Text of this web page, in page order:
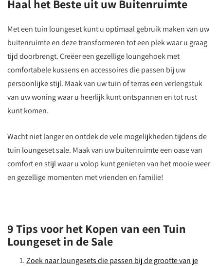
Haal het Beste uit uw Buitenruimte
Met een tuin loungeset kunt u optimaal gebruik maken van uw
buitenruimte en deze transformeren tot een plek waar u graag
tijd doorbrengt. Creëer een gezellige loungehoek met
comfortabele kussens en accessoires die passen bij uw
persoonlijke stijl. Maak van uw tuin of terras een verlengstuk
van uw woning waar u heerlijk kunt ontspannen en tot rust
kunt komen.
Wacht niet langer en ontdek de vele mogelijkheden tijdens de
tuin loungeset sale. Maak van uw buitenruimte een oase van
comfort en stijl waar u volop kunt genieten van het mooie weer
en gezellige momenten met vrienden en familie!
9 Tips voor het Kopen van een Tuin
Loungeset in de Sale
Zoek naar loungesets die passen bij de grootte van je